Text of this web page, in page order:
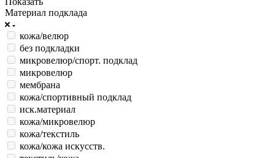
Материал подклада
кожа/велюр
без подкладки
микровелюр/спорт. подклад
микровелюр
мембрана
кожа/спортивный подклад
иск.материал
кожа/микровелюр
кожа/текстиль
кожа/кожа искусств.